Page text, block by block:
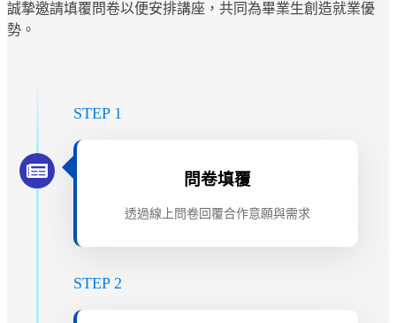
誠摯邀請填覆問卷以便安排講座，共同為畢業生創造就業優
勢。
STEP 1
問卷填覆
透過線上問卷回覆合作意願與需求
STEP 2